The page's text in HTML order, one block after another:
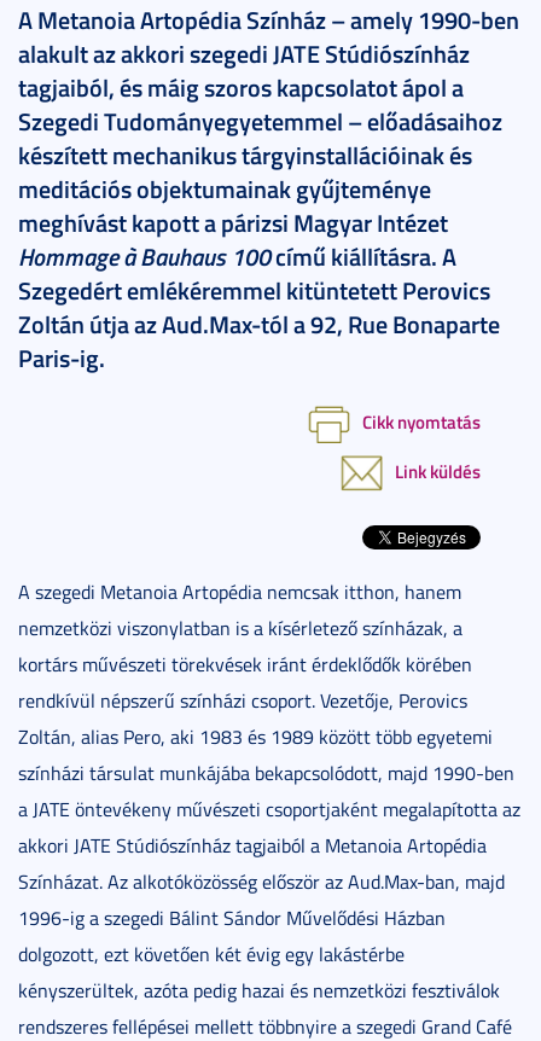
A Metanoia Artopédia Színház – amely 1990-ben
alakult az akkori szegedi JATE Stúdiószínház
tagjaiból, és máig szoros kapcsolatot ápol a
Szegedi Tudományegyetemmel – előadásaihoz
készített mechanikus tárgyinstallációinak és
meditációs objektumainak gyűjteménye
meghívást kapott a párizsi Magyar Intézet
Hommage à Bauhaus 100című kiállításra. A
Szegedért emlékéremmel kitüntetett Perovics
Zoltán útja az Aud.Max-tól a 92, Rue Bonaparte
Paris-ig.
Cikk nyomtatás
Link küldés
A szegedi Metanoia Artopédia nemcsak itthon, hanem
nemzetközi viszonylatban is a kísérletező színházak, a
kortárs művészeti törekvések iránt érdeklődők körében
rendkívül népszerű színházi csoport. Vezetője, Perovics
Zoltán, alias Pero, aki 1983 és 1989 között több egyetemi
színházi társulat munkájába bekapcsolódott, majd 1990-ben
a JATE öntevékeny művészeti csoportjaként megalapította az
akkori JATE Stúdiószínház tagjaiból a Metanoia Artopédia
Színházat. Az alkotóközösség először az Aud.Max-ban, majd
1996-ig a szegedi Bálint Sándor Művelődési Házban
dolgozott, ezt követően két évig egy lakástérbe
kényszerültek, azóta pedig hazai és nemzetközi fesztiválok
rendszeres fellépései mellett többnyire a szegedi Grand Café